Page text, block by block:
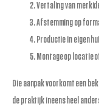
Vertaling van
Afstemming op
Productie in eigen
Montage op locatie
Die aanpak voorkomt een
de praktijk ineens heel